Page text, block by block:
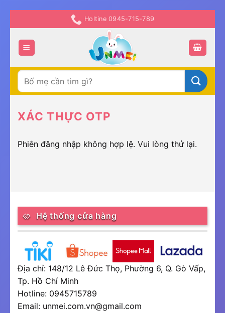
đến
nội
dung
Holtine 0945-715-789
Tìm
kiếm:
XÁC THỰC OTP
Phiên đăng nhập không hợp lệ. Vui lòng thử lại.
Hệ thống cửa hàng
Địa chỉ: 148/12 Lê Đức Thọ, Phường 6, Q. Gò Vấp,
Tp. Hồ Chí Minh
Hotline: 0945715789
Email: unmei.com.vn@gmail.com